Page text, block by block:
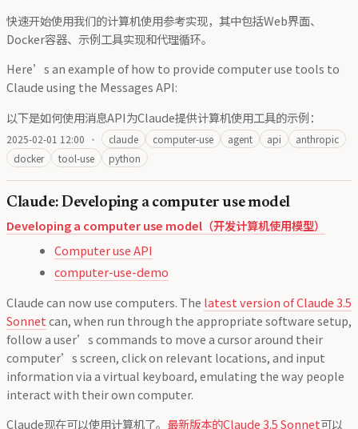
快速开始使用我们的计算机使用参考实现，其中包括Web界面、
Docker容器、示例工具实现和代理循环。
Here’s an example of how to provide computer use tools to
Claude using the Messages API:
以下是如何使用消息API为Claude提供计算机使用工具的示例：
2025-02-01 12:00 · claude computer-use agent api
anthropic
docker
tool-use python
Claude: Developing a computer use model
Developing a computer use model（开发计算机使用模型）
Computer use API
computer-use-demo
Claude can now use computers. The latest version of Claude 3.5
Sonnetcan, when run through the appropriate software setup,
follow a user’s commands to move a cursor around their
computer’s screen, click on relevant locations, and input
information via a virtual keyboard, emulating the way people
interact with their own computer.
Claude现在可以使用计算机了。 最新版本的Claude 3.5 Sonnet可以